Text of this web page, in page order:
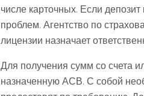
числе карточных. Если
проблем. Агентство по
лицензии назначает
Для получения сумм со счета
назначенную АСВ. С собой